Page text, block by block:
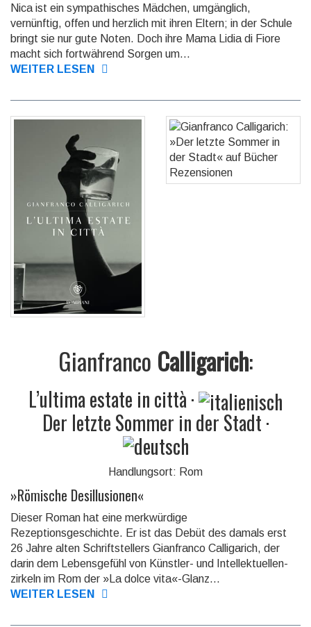
Nica ist ein sympathisches Mädchen, umgänglich,
vernünftig, offen und herzlich mit ihren Eltern; in der Schule
bringt sie nur gute Noten. Doch ihre Mama Lidia di Fiore
macht sich fortwährend Sorgen um...
WEITER LESEN
Gianfranco Calligarich:
L’ultima estate in città ·
Der letzte Sommer in der Stadt·
Handlungsort: Rom
»Römische Desillusionen«
Dieser Roman hat eine merkwürdige
Rezeptionsgeschichte. Er ist das Debüt des damals erst
26 Jahre alten Schrift­stellers Gian­franco Calliga­rich, der
darin dem Lebens­gefühl von Künstler- und Intellek­tuellen­
zirkeln im Rom der »La dolce vita«-Glanz...
WEITER LESEN